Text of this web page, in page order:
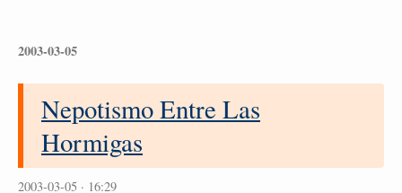
2003-03-05
Nepotismo Entre Las
Hormigas
2003-03-05 · 16:29